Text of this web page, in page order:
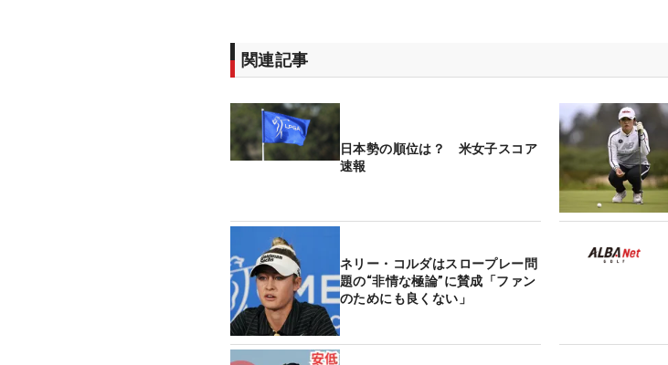
関連記事
日本勢の順位は？ 米女子スコア
速報
ネリー・コルダはスロープレー問
題の“非情な極論”に賛成「ファン
のためにも良くない」